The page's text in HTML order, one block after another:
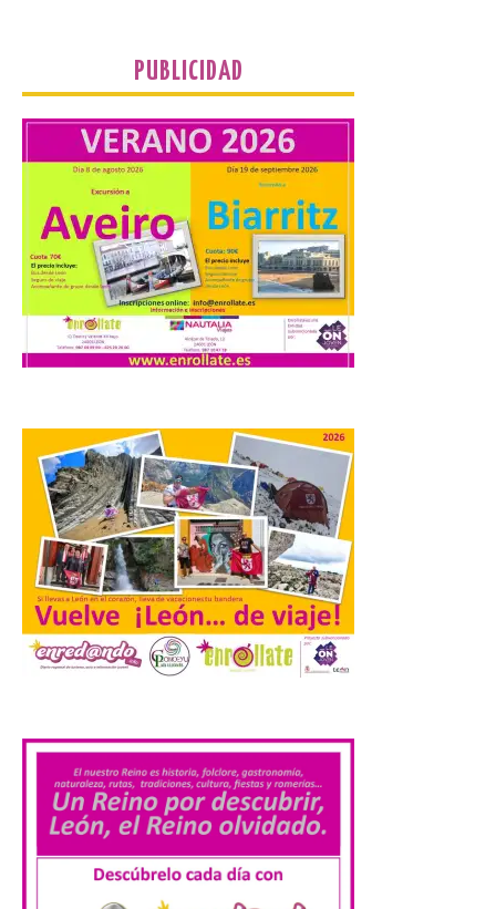
Morán nos envía desde la carretera […]
Camarzius fest: frente al
macroevento, un festival
cultural transformador
que apuesta por el legado.
6 Ago 2026
Los días 7, 8 y 9 de agosto
de 2026, Camarzana de
Tera volverá a convertirse
música en directo mueve grandes
fenómenos de […]
El Ayuntamiento de
Cabrillanes analizará,
conforme a la legalidad, la
solicitud para la
celebración del Iberia
Eclipse Festival
Durante la mañana de ayer
miércoles ha sido
registrada en el
Ayuntamiento una
solicitud relacionada con
la celebración de este evento. Ante las
informaciones aparecidas en distintos
medios de comunicación sobre la posible
PUBLICIDAD